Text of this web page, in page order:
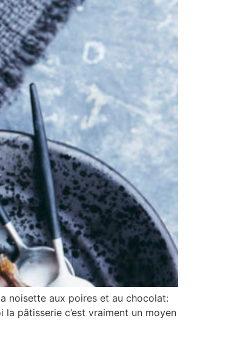
noisette aux poires et au chocolat:
pâtisserie c’est vraiment un moyen